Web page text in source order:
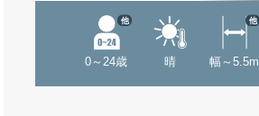
0～24歳
他
晴 幅～5.5m
他